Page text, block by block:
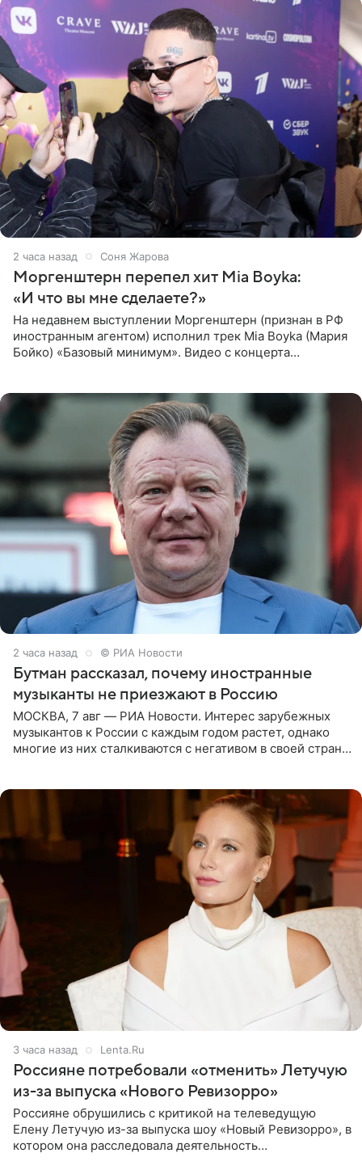
2 часа назад Соня Жарова
Моргенштерн перепел хит Mia Boyka:
«И что вы мне сделаете?»
На недавнем выступлении Моргенштерн (признан в РФ
иностранным агентом) исполнил трек Mia Boyka (Мария
Бойко) «Базовый минимум». Видео с концерта
2 часа назад © РИА Новости
Бутман рассказал, почему иностранные
музыканты не приезжают в Россию
МОСКВА, 7 авг — РИА Новости. Интерес зарубежных
музыкантов к России с каждым годом растет, однако
многие из них сталкиваются с негативом в своей стране
3 часа назад Lenta.Ru
Россияне потребовали «отменить» Летучую
из-за выпуска «Нового Ревизорро»
Россияне обрушились с критикой на телеведущую
Елену Летучую из-за выпуска шоу «Новый Ревизорро», в
котором она расследовала деятельность